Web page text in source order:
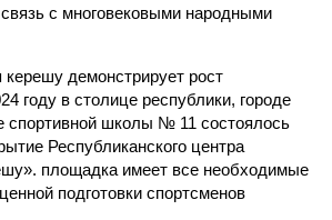
с многовековыми народными
демонстрирует рост
году в столице республики, городе
спортивной школы № 11 состоялось
Республиканского центра
площадка имеет все необходимые
подготовки спортсменов